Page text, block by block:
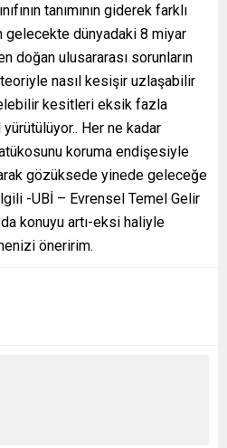
tanımının giderek farklı
gelecekte dünyadaki 8 miyar
doğan ulusararası sorunların
nasıl kesişir uzlaşabilir
kesitleri eksik fazla
yürütülüyor.. Her ne kadar
koruma endişesiyle
gözüksede yinede geleceğe
-UBİ – Evrensel Temel Gelir
konuyu artı-eksi haliyle
öneririm.